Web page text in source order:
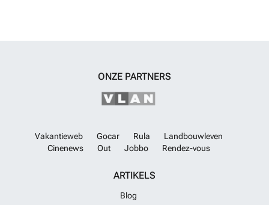
ONZE PARTNERS
Vakantieweb Gocar Rula
Landbouwleven
Cinenews
Out Jobbo Rendez-vous
ARTIKELS
Blog